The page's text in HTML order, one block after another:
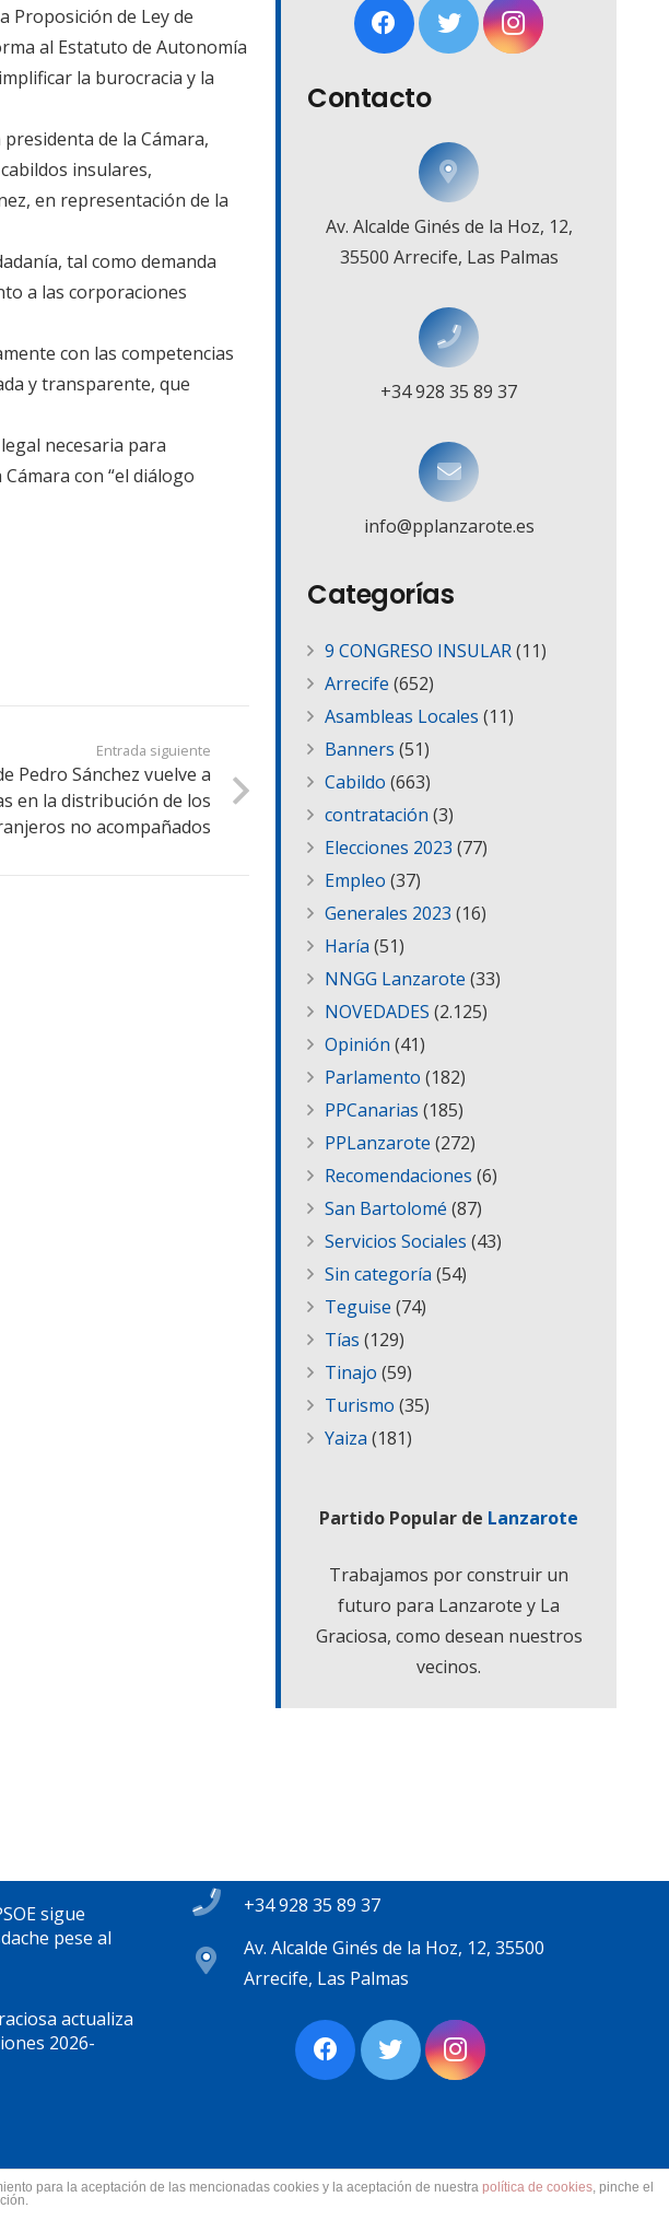
Proposición de Ley de
al Estatuto de Autonomía
la burocracia y la
de la Cámara,
insulares,
en representación de la
tal como demanda
a las corporaciones
con las competencias
y transparente, que
necesaria para
con “el diálogo
Entrada siguiente
Pedro Sánchez vuelve a
en la distribución de los
no acompañados
Contacto
Av. Alcalde Ginés de la Hoz, 12,
35500 Arrecife, Las Palmas
+34 928 35 89 37
info@pplanzarote.es
Categorías
9 CONGRESO INSULAR(11)
Arrecife (652)
Asambleas Locales (11)
Banners (51)
Cabildo (663)
contratación (3)
Elecciones 2023 (77)
Empleo (37)
Generales 2023 (16)
Haría (51)
NNGG Lanzarote (33)
NOVEDADES (2.125)
Opinión (41)
Parlamento (182)
PPCanarias (185)
PPLanzarote (272)
Recomendaciones (6)
San Bartolomé (87)
Servicios Sociales (43)
Sin categoría (54)
Teguise (74)
Tías (129)
Tinajo (59)
Turismo (35)
Yaiza (181)
Partido Popular de Lanzarote
Trabajamos por construir un
futuro para Lanzarote y La
Graciosa, como desean nuestros
vecinos.
sigue
pese al
actualiza
2026-
+34 928 35 89 37
Av. Alcalde Ginés de la Hoz, 12, 35500
Arrecife, Las Palmas
los derechos reservados.
para la aceptación de las mencionadas cookies y la aceptación de nuestra política de cookies, pinche el